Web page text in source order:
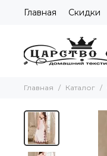
Главная Скидки
Главная Каталог